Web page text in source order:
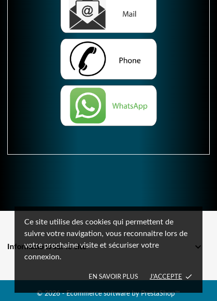
Ce site utilise des cookies qui permettent de
suivre votre navigation, vous reconnaitre lors de
votre prochaine visite et sécuriser votre
connexion.
EN SAVOIR PLUS J'ACCEPTE done
Informations sur le site 
© 2026 - Ecommerce software by PrestaShop™